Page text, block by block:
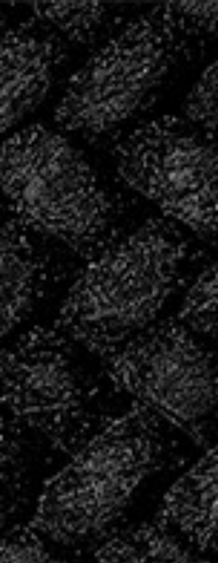
20 ANS D’HISTOIRE,
ÉCRIVONS LA SUITE
ENSEMBLE
2004 – 2024
INSCRIVEZ
VOUS POUR LA
SAISON
2026/2027 !
INSCRIPTIONS
Les créneaux de reprise
Le COSEC étant actuellement en travaux, merci de
prendre connaissance des horaires et salles pour la
période de reprise.